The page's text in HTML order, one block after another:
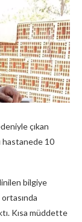
çıkan
hastanede 10
bilgiye
Kısa müddette